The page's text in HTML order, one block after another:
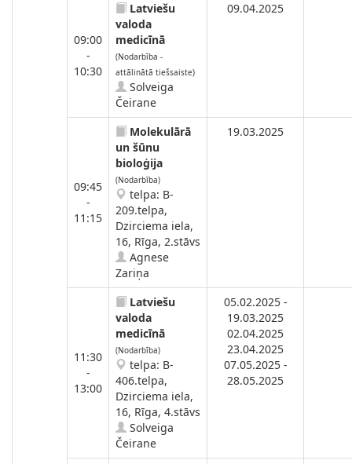
09:00
-
10:30
Latviešu
valoda
medicīnā
(Nodarbība -
attālinātā tiešsaiste)
Solveiga
Čeirane
09.04.2025
09:45
-
11:15
Molekulārā
un šūnu
bioloģija
(Nodarbība)
telpa: B-
209.telpa,
Dzirciema iela,
16, Rīga, 2.stāvs
Agnese
Zariņa
19.03.2025
11:30
-
13:00
Latviešu
valoda
medicīnā
(Nodarbība)
telpa: B-
406.telpa,
Dzirciema iela,
16, Rīga, 4.stāvs
Solveiga
Čeirane
05.02.2025 -
19.03.2025
02.04.2025
23.04.2025
07.05.2025 -
28.05.2025